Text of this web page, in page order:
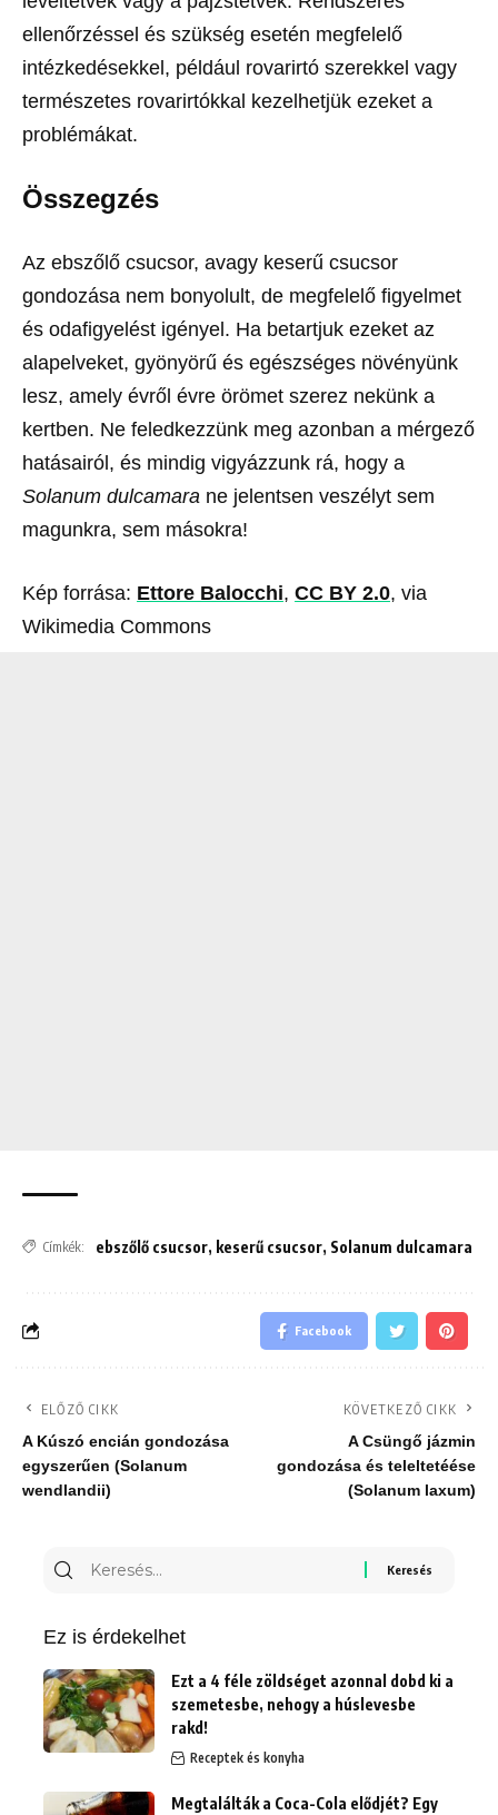
ellenőrzéssel és szükség esetén megfelelő
intézkedésekkel, például rovarirtó szerekkel vagy
természetes rovarirtókkal kezelhetjük ezeket a
problémákat.
Összegzés
Az ebszőlő csucsor, avagy keserű csucsor
gondozása nem bonyolult, de megfelelő figyelmet
és odafigyelést igényel. Ha betartjuk ezeket az
alapelveket, gyönyörű és egészséges növényünk
lesz, amely évről évre örömet szerez nekünk a
kertben. Ne feledkezzünk meg azonban a mérgező
hatásairól, és mindig vigyázzunk rá, hogy a
Solanum dulcamara ne jelentsen veszélyt sem
magunkra, sem másokra!
Kép forrása: Ettore Balocchi, CC BY 2.0, via
Wikimedia Commons
Címkék: ebszőlő csucsor, keserű csucsor, Solanum dulcamara
Facebook
ELŐZŐ CIKK
A Kúszó encián gondozása
egyszerűen (Solanum
wendlandii)
KÖVETKEZŐ CIKK
A Csüngő jázmin
gondozása és teleltetéése
(Solanum laxum)
Keresés
Ez is érdekelhet
Ezt a 4 féle zöldséget azonnal dobd ki a
szemetesbe, nehogy a húslevesbe
rakd!
Receptek és konyha
Megtalálták a Coca-Cola elődjét? Egy